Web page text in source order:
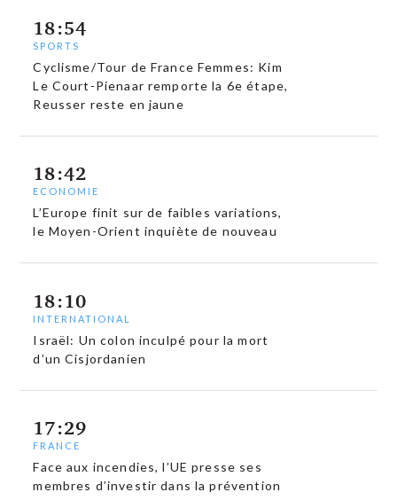
18:54
SPORTS
Cyclisme/Tour de France Femmes: Kim
Le Court-Pienaar remporte la 6e étape,
Reusser reste en jaune
18:42
ECONOMIE
L’Europe finit sur de faibles variations,
le Moyen-Orient inquiète de nouveau
18:10
INTERNATIONAL
Israël: Un colon inculpé pour la mort
d’un Cisjordanien
17:29
FRANCE
Face aux incendies, l’UE presse ses
membres d’investir dans la prévention